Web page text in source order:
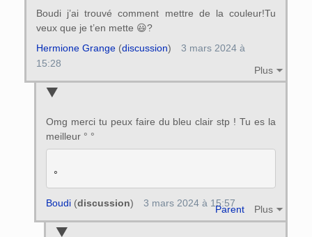
Boudi j’ai trouvé comment mettre de la couleur!Tu
veux que je t’en mette 😃?
Plus
Hermione Grange(discussion)
3 mars 2024 à
15:28
Omg merci tu peux faire du bleu clair stp ! Tu es la
meilleur ° °
Parent Plus
Boudi(discussion) 3 mars 2024 à 15:57